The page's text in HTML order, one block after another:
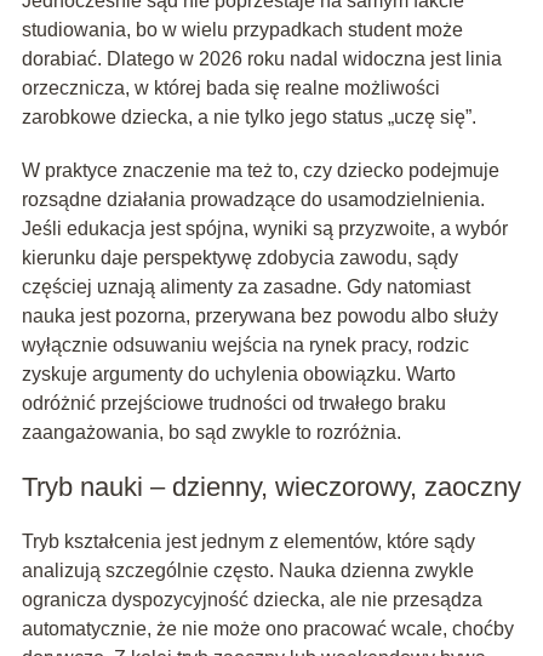
studiowania, bo w wielu przypadkach student może
dorabiać. Dlatego w 2026 roku nadal widoczna jest linia
orzecznicza, w której bada się realne możliwości
zarobkowe dziecka, a nie tylko jego status „uczę się”.
W praktyce znaczenie ma też to, czy dziecko podejmuje
rozsądne działania prowadzące do usamodzielnienia.
Jeśli edukacja jest spójna, wyniki są przyzwoite, a wybór
kierunku daje perspektywę zdobycia zawodu, sądy
częściej uznają alimenty za zasadne. Gdy natomiast
nauka jest pozorna, przerywana bez powodu albo służy
wyłącznie odsuwaniu wejścia na rynek pracy, rodzic
zyskuje argumenty do uchylenia obowiązku. Warto
odróżnić przejściowe trudności od trwałego braku
zaangażowania, bo sąd zwykle to rozróżnia.
Tryb nauki – dzienny, wieczorowy, zaoczny
Tryb kształcenia jest jednym z elementów, które sądy
analizują szczególnie często. Nauka dzienna zwykle
ogranicza dyspozycyjność dziecka, ale nie przesądza
automatycznie, że nie może ono pracować wcale, choćby